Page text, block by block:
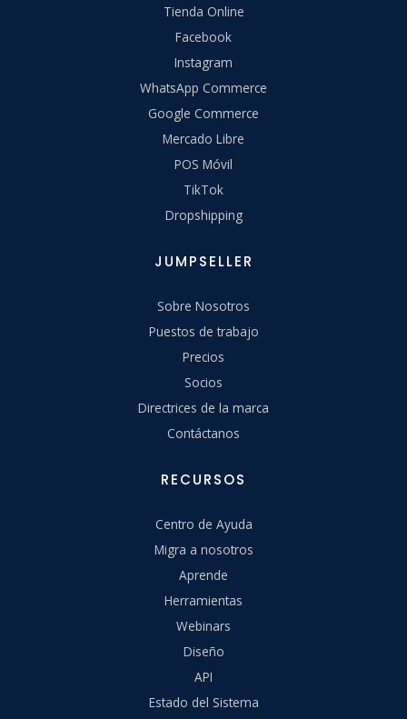
Tienda Online
Facebook
Instagram
WhatsApp Commerce
Google Commerce
Mercado Libre
POS Móvil
TikTok
Dropshipping
JUMPSELLER
Sobre Nosotros
Puestos de trabajo
Precios
Socios
Directrices de la marca
Contáctanos
RECURSOS
Centro de Ayuda
Migra a nosotros
Aprende
Herramientas
Webinars
Diseño
API
Estado del Sistema